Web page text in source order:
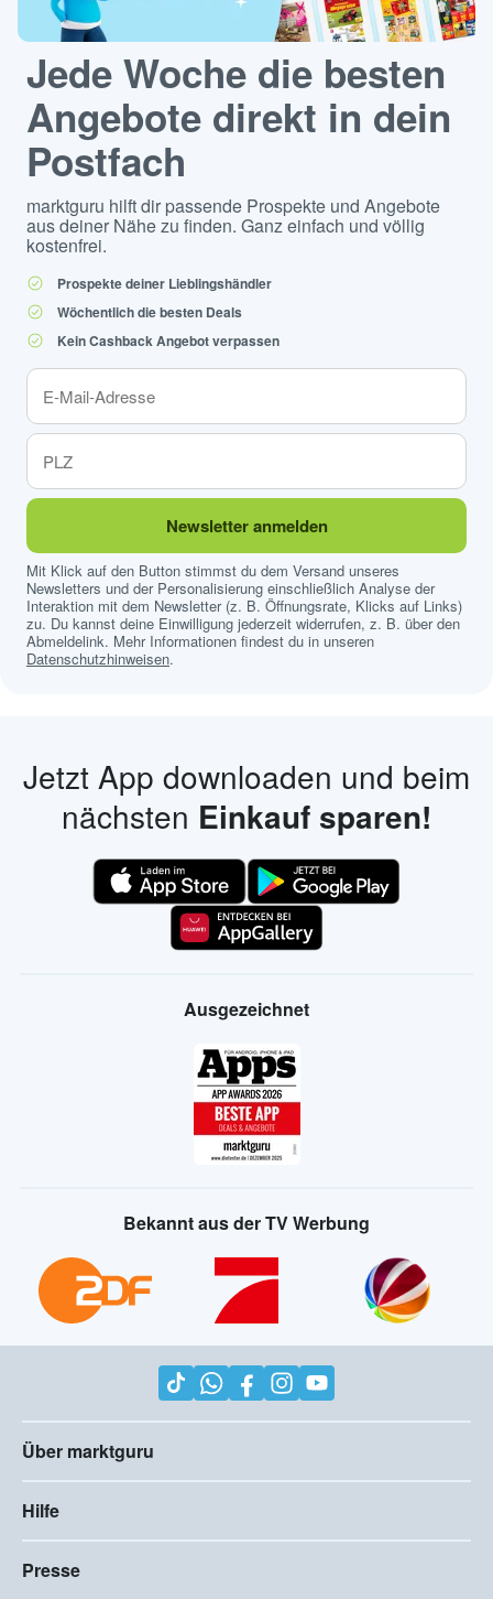
Jede Woche die besten
Angebote direkt in dein
Postfach
marktguru hilft dir passende Prospekte und Angebote
aus deiner Nähe zu finden. Ganz einfach und völlig
kostenfrei.
Prospekte deiner Lieblingshändler
Wöchentlich die besten Deals
Kein Cashback Angebot verpassen
Newsletter anmelden
Mit Klick auf den Button stimmst du dem Versand unseres
Newsletters und der Personalisierung einschließlich Analyse der
Interaktion mit dem Newsletter (z. B. Öffnungsrate, Klicks auf Links)
zu. Du kannst deine Einwilligung jederzeit widerrufen, z. B. über den
Abmeldelink. Mehr Informationen findest du in unseren
Datenschutzhinweisen.
Jetzt App downloaden und beim
nächsten Einkauf sparen!
Ausgezeichnet
Bekannt aus der TV Werbung
Über marktguru
Hilfe
Presse